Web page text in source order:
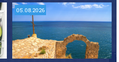
05.08.2026